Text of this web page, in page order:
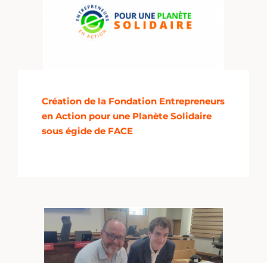
Création de la Fondation Entrepreneurs
en Action pour une Planète Solidaire
sous égide de FACE